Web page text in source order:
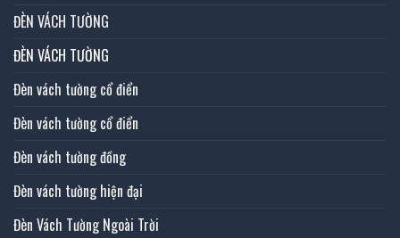
ĐÈN VÁCH TƯỜNG
ĐÈN VÁCH TƯỜNG
Đèn vách tường cổ điển
Đèn vách tường cổ điển
Đèn vách tường đồng
Đèn vách tường hiện đại
Đèn Vách Tường Ngoài Trời